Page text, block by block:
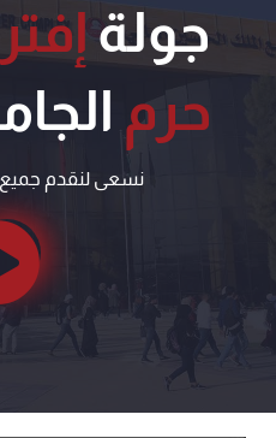
جولة
حرم
نسعى لنقدم جميع